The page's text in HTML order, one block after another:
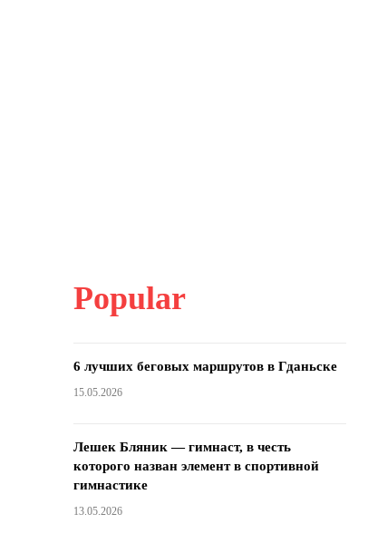
Popular
6 лучших беговых маршрутов в Гданьске
15.05.2026
Лешек Бляник — гимнаст, в честь
которого назван элемент в спортивной
гимнастике
13.05.2026